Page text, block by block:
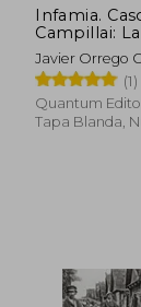
Infamia.
Campillai:
del capitán
Maturana
Javier Orrego G.
(1)
Quantum
Tapa Blanda,